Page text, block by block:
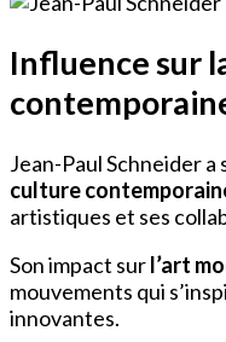
Influence sur
Jean-Paul Schneider
culture
artistiques et ses
Son impact surl’art
mouvements qui
innovantes.